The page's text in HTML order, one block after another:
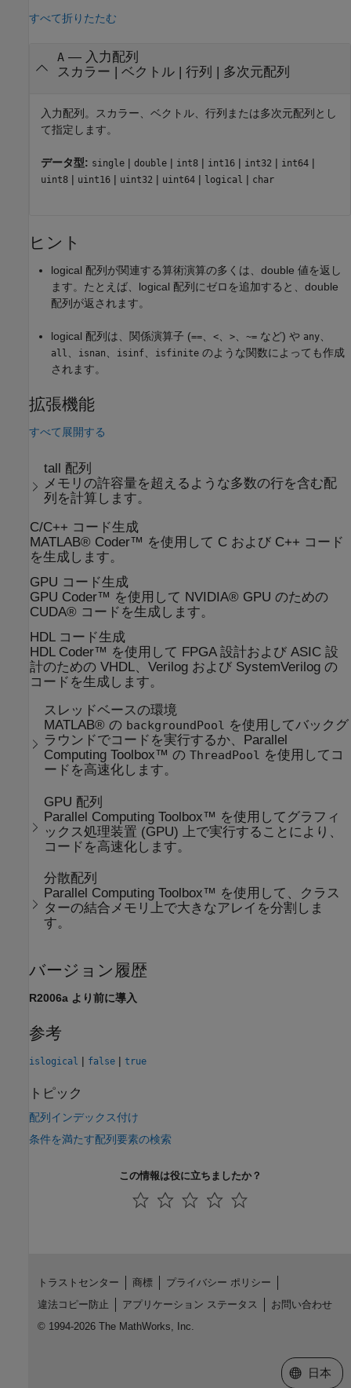
すべて折りたたむ
A— 入力配列
スカラー | ベクトル| 行列 | 多次元配列
入力配列。スカラー、ベクトル、行列または多次元配列とし
て指定します。
データ型: single | double | int8 | int16 | int32 | int64 |
uint8 | uint16 | uint32 | uint64 | logical | char
ヒント
logical 配列が関連する算術演算の多くは、double 値を返し
ます。たとえば、logical 配列にゼロを追加すると、double
配列が返されます。
logical 配列は、関係演算子 (== < > ~= など) や any
all isnan isinf isfinite のような関数によっても作成
されます。
拡張機能
すべて展開する
tall 配列
メモリの許容量を超えるような多数の行を含む配
列を計算します。
C/C++ コード生成
MATLAB® Coder™ を使用して C および C++ コード
を生成します。
GPU コード生成
GPU Coder™ を使用して NVIDIA® GPU のための
CUDA® コードを生成します。
HDL コード生成
HDL Coder™ を使用して FPGA 設計および ASIC 設
計のための VHDL、Verilog および SystemVerilog の
コードを生成します。
スレッドベースの環境
MATLAB® の backgroundPool
を使用してバックグ
ラウンドでコードを実行するか、Parallel
Computing Toolbox™ のThreadPool
を使用してコ
ードを高速化します。
GPU 配列
Parallel Computing Toolbox™ を使用してグラフィ
ックス処理装置 (GPU) 上で実行することにより、
コードを高速化します。
分散配列
Parallel Computing Toolbox™ を使用して、クラス
ターの結合メモリ上で大きなアレイを分割しま
す。
バージョン履歴
R2006a より前に導入
参考
islogical | false | true
トピック
配列インデックス付け
条件を満たす配列要素の検索
この情報は役に立ちましたか？
トラストセンター 商標
プライバシー ポリシー
違法コピー防止
アプリケーション ステータス
お問い合わせ
© 1994-2026 The MathWorks, Inc.
Web サイ
日本